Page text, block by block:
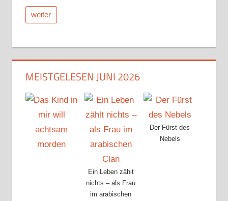
weiter
MEISTGELESEN JUNI 2026
Ein Leben zählt
nichts – als Frau
im arabischen
Der Fürst des
Nebels